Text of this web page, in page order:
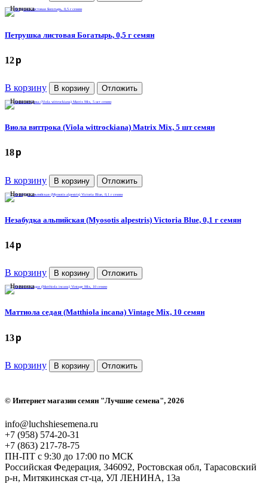
Новинка
Петрушка листовая Богатырь, 0,5 г семян
12p
В корзину В корзину Отложить
Новинка
Виола виттрока (Viola wittrockiana) Matrix Mix, 5 шт семян
18p
В корзину В корзину Отложить
Новинка
Незабудка альпийская (Myosotis alpestris) Victoria Blue, 0,1 г семян
14p
В корзину В корзину Отложить
Новинка
Маттиола седая (Matthiola incana) Vintage Mix, 10 семян
13p
В корзину В корзину Отложить
© Интернет магазин семян "Лучшие семена", 2026
info@luchshiesemena.ru
+7 (958) 574-20-31
+7 (863) 217-78-75
ПН-ПТ с 9:30 до 17:00 по МСК
Российская Федерация, 346092, Ростовская обл, Тарасовский
р-н, Митякинская ст-ца, УЛ ЛЕНИНА, 13а